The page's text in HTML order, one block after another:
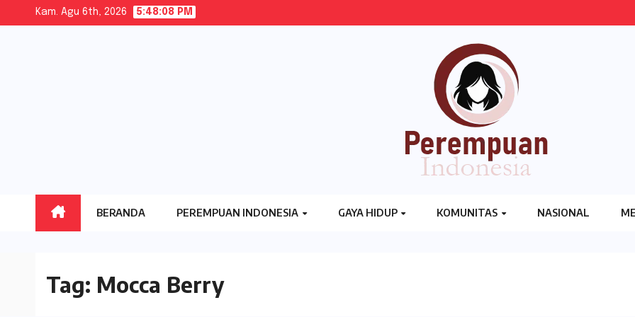
Kam. Agu 6th, 2026 5:48:09 PM
BERANDA PEREMPUAN INDONESIA GAYA HIDUP KOMUNITAS NASIONAL
Tag: Mocca Berry